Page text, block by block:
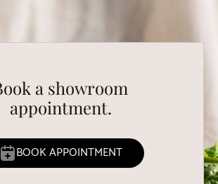
a showroom
appointment.
BOOK APPOINTMENT